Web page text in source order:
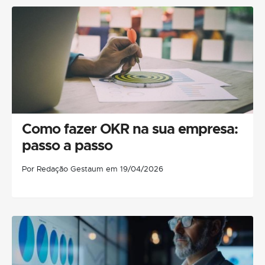
Como fazer OKR na sua empresa:
passo a passo
Por Redação Gestaum em 19/04/2026